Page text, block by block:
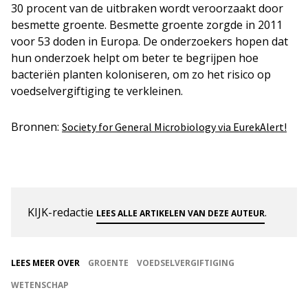
30 procent van de uitbraken wordt veroorzaakt door
besmette groente. Besmette groente zorgde in 2011
voor 53 doden in Europa. De onderzoekers hopen dat
hun onderzoek helpt om beter te begrijpen hoe
bacteriën planten koloniseren, om zo het risico op
voedselvergiftiging te verkleinen.
Bronnen: Society for General Microbiology via EurekAlert!
KIJK-redactie LEES ALLE ARTIKELEN VAN DEZE AUTEUR.
LEES MEER OVER GROENTE
VOEDSELVERGIFTIGING
WETENSCHAP